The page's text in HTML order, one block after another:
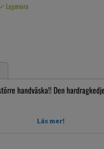
✓ Lagervara
handväska!! Den
Läs mer!